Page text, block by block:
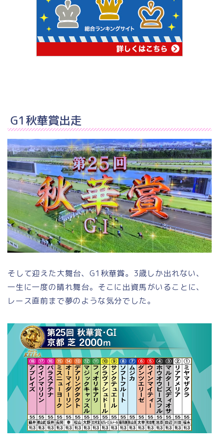
G1秋華賞出走
そして迎えた大舞台、G1秋華賞。3歳しか出れない、
一生に一度の晴れ舞台。そこに出資馬がいることに、
レース直前まで夢のような気分でした。